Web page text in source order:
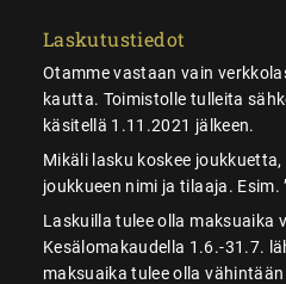
Laskutustiedot
Otamme vastaan vain
kautta. Toimistolle tulleita
käsitellä 1.11.2021 jälkeen.
Mikäli lasku koskee
joukkueen nimi ja tilaaja.
Laskuilla tulee olla maksuaika
Kesälomakaudella 1.6.-31.7.
maksuaika tulee olla